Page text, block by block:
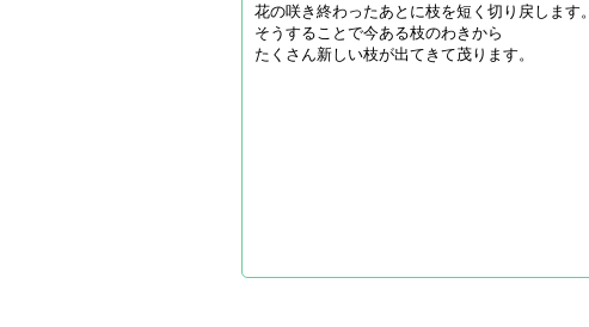
花の咲き終わったあとに枝を短く切り戻します。
そうすることで今ある枝のわきから
たくさん新しい枝が出てきて茂ります。